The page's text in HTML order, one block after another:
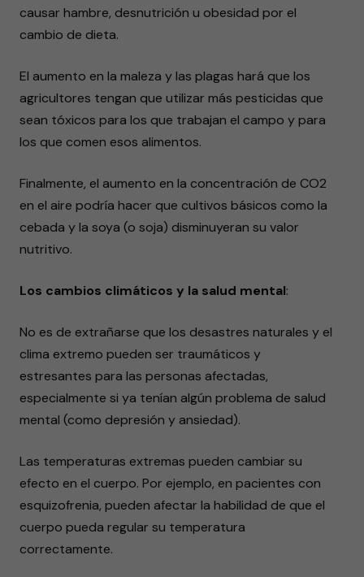
causar hambre, desnutrición u obesidad por el
cambio de dieta.
El aumento en la maleza y las plagas hará que los
agricultores tengan que utilizar más pesticidas que
sean tóxicos para los que trabajan el campo y para
los que comen esos alimentos.
Finalmente, el aumento en la concentración de CO2
en el aire podría hacer que cultivos básicos como la
cebada y la soya (o soja) disminuyeran su valor
nutritivo.
Los cambios climáticos y la salud mental:
No es de extrañarse que los desastres naturales y el
clima extremo pueden ser traumáticos y
estresantes para las personas afectadas,
especialmente si ya tenían algún problema de salud
mental (como depresión y ansiedad).
Las temperaturas extremas pueden cambiar su
efecto en el cuerpo. Por ejemplo, en pacientes con
esquizofrenia, pueden afectar la habilidad de que el
cuerpo pueda regular su temperatura
correctamente.